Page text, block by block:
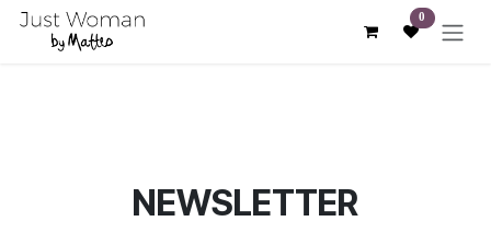
Skip to Content 0
NEWSLETTER